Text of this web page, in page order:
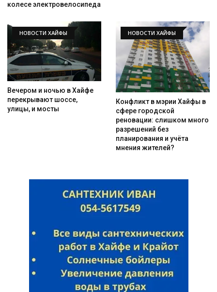
колесе электровелосипеда
НОВОСТИ ХАЙФЫ
Вечером и ночью в Хайфе
перекрывают шоссе,
улицы, и мосты
НОВОСТИ ХАЙФЫ
Конфликт в мэрии Хайфы в
сфере городской
реновации: слишком много
разрешений без
планирования и учёта
мнения жителей?